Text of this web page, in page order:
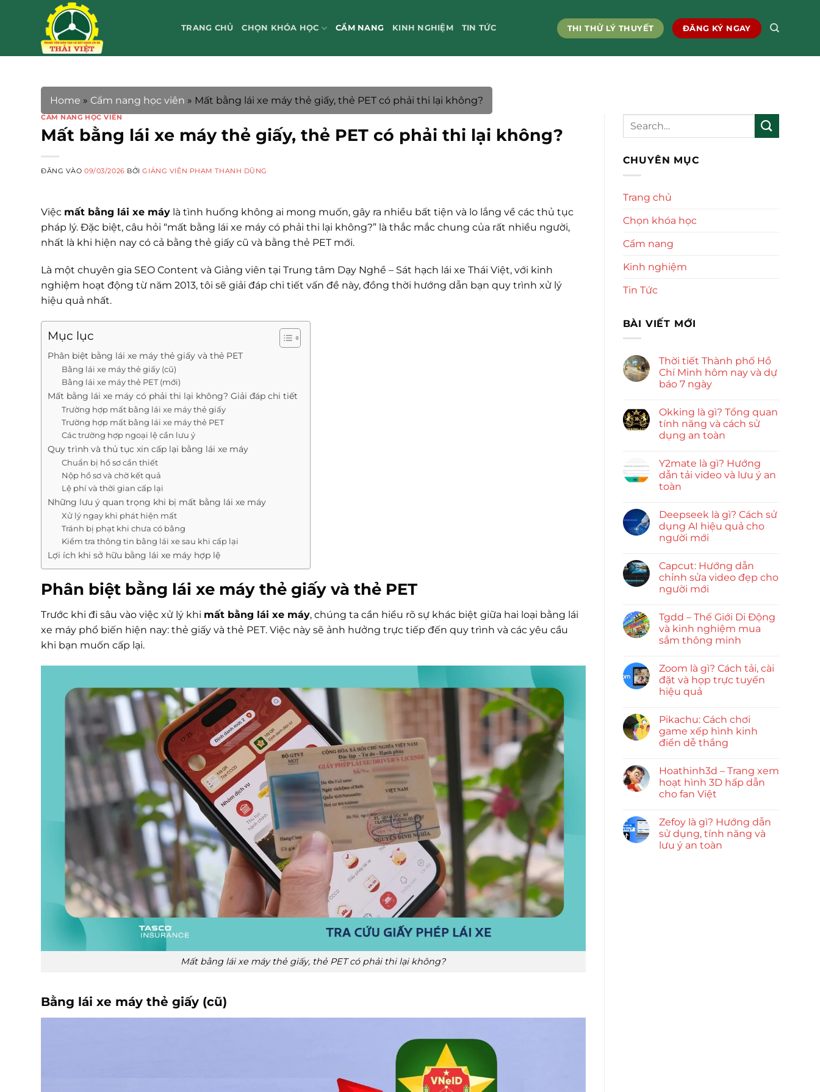
TRANG CHỦ CHỌN KHÓA HỌC CẨM NANG KINH NGHIỆM TIN TỨC THI THỬ LÝ THUYẾT ĐĂNG KÝ NGAY
Home » Cẩm nang học viên » Mất bằng lái xe máy thẻ giấy, thẻ PET có phải thi lại không?
CẨM NANG HỌC VIÊN
Mất bằng lái xe máy thẻ giấy, thẻ PET có phải thi lại không?
ĐĂNG VÀO09/03/2026 BỞIGIẢNG VIÊN PHẠM THANH DŨNG
Việc mất bằng lái xe máy là tình huống không ai mong muốn, gây ra nhiều bất tiện và lo lắng về các thủ tục
pháp lý. Đặc biệt, câu hỏi “mất bằng lái xe máy có phải thi lại không?” là thắc mắc chung của rất nhiều người,
nhất là khi hiện nay có cả bằng thẻ giấy cũ và bằng thẻ PET mới.
Là một chuyên gia SEO Content và Giảng viên tại Trung tâm Dạy Nghề – Sát hạch lái xe Thái Việt, với kinh
nghiệm hoạt động từ năm 2013, tôi sẽ giải đáp chi tiết vấn đề này, đồng thời hướng dẫn bạn quy trình xử lý
hiệu quả nhất.
Mục lục
Phân biệt bằng lái xe máy thẻ giấy và thẻ PET
Bằng lái xe máy thẻ giấy (cũ)
Bằng lái xe máy thẻ PET (mới)
Mất bằng lái xe máy có phải thi lại không? Giải đáp chi tiết
Trường hợp mất bằng lái xe máy thẻ giấy
Trường hợp mất bằng lái xe máy thẻ PET
Các trường hợp ngoại lệ cần lưu ý
Quy trình và thủ tục xin cấp lại bằng lái xe máy
Chuẩn bị hồ sơ cần thiết
Nộp hồ sơ và chờ kết quả
Lệ phí và thời gian cấp lại
Những lưu ý quan trọng khi bị mất bằng lái xe máy
Xử lý ngay khi phát hiện mất
Tránh bị phạt khi chưa có bằng
Kiểm tra thông tin bằng lái xe sau khi cấp lại
Lợi ích khi sở hữu bằng lái xe máy hợp lệ
Phân biệt bằng lái xe máy thẻ giấy và thẻ PET
Trước khi đi sâu vào việc xử lý khi mất bằng lái xe máy, chúng ta cần hiểu rõ sự khác biệt giữa hai loại bằng lái
xe máy phổ biến hiện nay: thẻ giấy và thẻ PET. Việc này sẽ ảnh hưởng trực tiếp đến quy trình và các yêu cầu
khi bạn muốn cấp lại.
Mất bằng lái xe máy thẻ giấy, thẻ PET có phải thi lại không?
Bằng lái xe máy thẻ giấy (cũ)
CHUYÊN MỤC
Trang chủ
Chọn khóa học
Cẩm nang
Kinh nghiệm
Tin Tức
BÀI VIẾT MỚI
Thời tiết Thành phố Hồ
Chí Minh hôm nay và dự
báo 7 ngày
Okking là gì? Tổng quan
tính năng và cách sử
dụng an toàn
Y2mate là gì? Hướng
dẫn tải video và lưu ý an
toàn
Deepseek là gì? Cách sử
dụng AI hiệu quả cho
người mới
Capcut: Hướng dẫn
chỉnh sửa video đẹp cho
người mới
Tgdd – Thế Giới Di Động
và kinh nghiệm mua
sắm thông minh
Zoom là gì? Cách tải, cài
đặt và họp trực tuyến
hiệu quả
Pikachu: Cách chơi
game xếp hình kinh
điển dễ thắng
Hoathinh3d – Trang xem
hoạt hình 3D hấp dẫn
cho fan Việt
Zefoy là gì? Hướng dẫn
sử dụng, tính năng và
lưu ý an toàn